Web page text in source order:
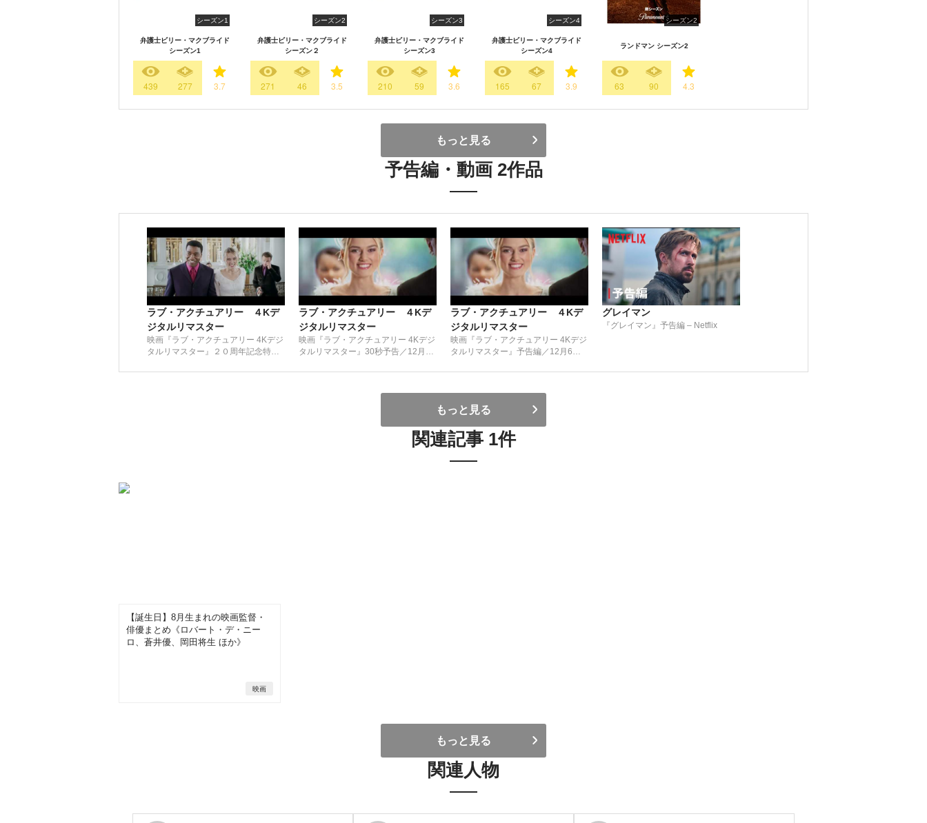
シーズン1
弁護士ビリー・マクブライド
シーズン1
439 277 3.7
シーズン2
弁護士ビリー・マクブライド
シーズン２
271 46 3.5
シーズン3
弁護士ビリー・マクブライド
シーズン3
210 59 3.6
シーズン4
弁護士ビリー・マクブライド
シーズン4
165 67 3.9
シーズン2
ランドマン シーズン2
63 90 4.3
もっと見る
予告編・動画 2作品
ラブ・アクチュアリー ４Kデ
ジタルリマスター
映画『ラブ・アクチュアリー 4Kデジ
タルリマスター』２０周年記念特別
ラブ・アクチュアリー ４Kデ
ジタルリマスター
映画『ラブ・アクチュアリー 4Kデジ
タルリマスター』30秒予告／12月6
ラブ・アクチュアリー ４Kデ
ジタルリマスター
映画『ラブ・アクチュアリー 4Kデジ
タルリマスター』予告編／12月6日
グレイマン
『グレイマン』予告編 – Netflix
もっと見る
関連記事 1件
【誕生日】8月生まれの映画監督・
俳優まとめ《ロバート・デ・ニー
ロ、蒼井優、岡田将生 ほか》
映画
もっと見る
関連人物